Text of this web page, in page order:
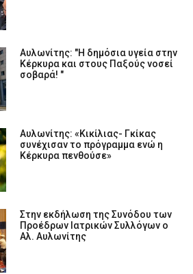
Αυλωνίτης: "Η δημόσια υγεία στην
Κέρκυρα και στους Παξούς νοσεί
σοβαρά! "
Αυλωνίτης: «Κικίλιας- Γκίκας
συνέχισαν το πρόγραμμα ενώ η
Κέρκυρα πενθούσε»
Στην εκδήλωση της Συνόδου των
Προέδρων Ιατρικών Συλλόγων ο
Αλ. Αυλωνίτης